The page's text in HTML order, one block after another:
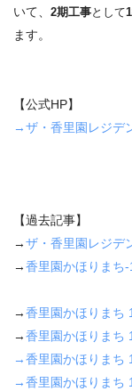
いて、 2期工事として
ます。
【公式HP】
→ザ・香里園レジデ
【過去記事】
→ザ・香里園レジデ
→香里園かほりまち
→香里園かほりまち
→香里園かほりまち
→香里園かほりまち
→香里園かほりまち